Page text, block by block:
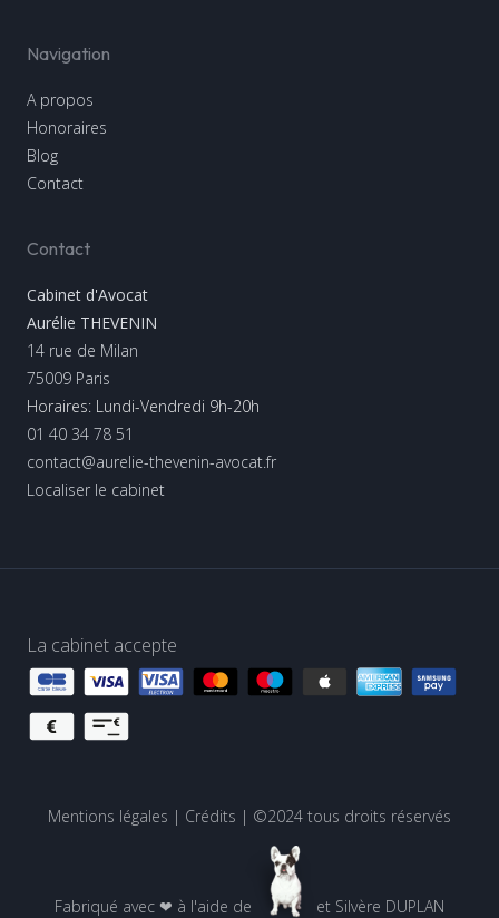
Navigation
A propos
Honoraires
Blog
Contact
Contact
Cabinet d'Avocat
Aurélie THEVENIN
14 rue de Milan
75009 Paris
Horaires: Lundi-Vendredi 9h-20h
01 40 34 78 51
contact@aurelie-thevenin-avocat.fr
Localiser le cabinet
La cabinet accepte
Mentions légales | Crédits | ©2024 tous droits réservés
Fabriqué avec ❤ à l'aide de et Silvère DUPLAN